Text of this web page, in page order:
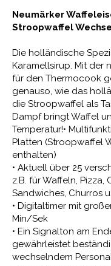
Neumärker
Stroopwaffel
Die holländische
Karamellsirup. Mit der
für den Thermocook
genauso, wie das
die Stroopwaffel als
Dampf bringt Waffel
Temperatur!•
Platten (Stroopwaffel
enthalten)
• Aktuell über 25
z.B. für Waffeln, Pizza,
Sandwiches, Churros
• Digitaltimer mit
Min/Sek
• Ein Signalton am
gewährleistet
wechselndem